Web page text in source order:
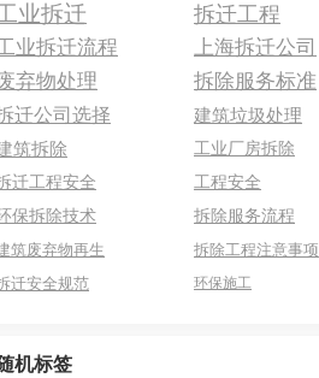
业拆迁 拆迁工程
业拆迁流程
上海拆迁公司
弃物处理
拆除服务标准
迁公司选择
建筑垃圾处理
筑拆除
工业厂房拆除
迁工程安全
工程安全
保拆除技术
拆除服务流程
筑废弃物再生
拆除工程注意事项
迁安全规范
环保施工
机标签